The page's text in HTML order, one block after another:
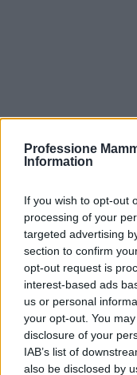
Professione
Information
If you wish to opt-out
processing of your
targeted advertising
section to confirm
opt-out request is
interest-based ads
us or personal
your opt-out. You
disclosure of your
IAB’s list of
also be disclosed by
Continua a
NEWS E ATTUALITÀ